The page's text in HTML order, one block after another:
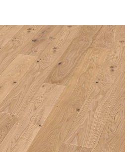
€103.10.
€72.90.